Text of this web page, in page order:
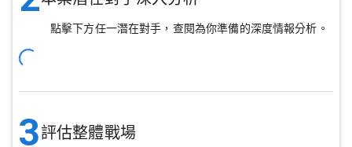
點擊下方任一潛在對手，查閱為你準備的深度情報分析。
3評估整體戰場